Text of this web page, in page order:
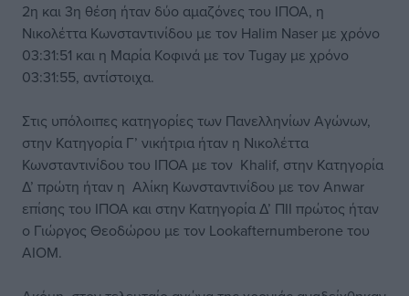
2η και 3η θέση ήταν δύο αμαζόνες του ΙΠΟΑ, η
Νικολέττα Κωνσταντινίδου με τον Halim Naser με χρόνο
03:31:51 και η Μαρία Κοφινά με τον Tugay με χρόνο
03:31:55, αντίστοιχα.
Στις υπόλοιπες κατηγορίες των Πανελληνίων Αγώνων,
στην Κατηγορία Γ’ νικήτρια ήταν η Νικολέττα
Κωνσταντινίδου του ΙΠΟΑ με τον Khalif, στην Κατηγορία
Δ’ πρώτη ήταν η Αλίκη Κωνσταντινίδου με τον Anwar
επίσης του ΙΠΟΑ και στην Κατηγορία Δ’ ΠΙΙ πρώτος ήταν
ο Γιώργος Θεοδώρου με τον Lookafternumberone του
ΑΙΟΜ.